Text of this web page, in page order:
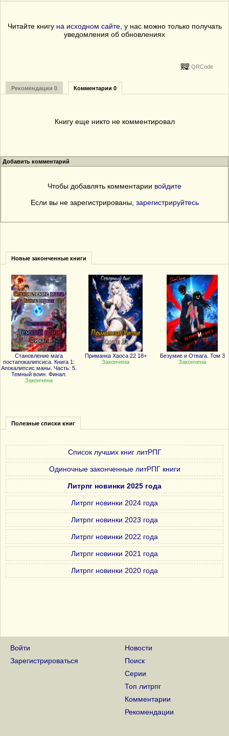
Читайте книгу на исходном сайте, у нас можно только получать
уведомления об обновлениях
QRCode
Рекомендации 0 Комментарии 0
Книгу еще никто не комментировал
Добавить комментарий
Чтобы добавлять комментарии войдите
Если вы не зарегистрированы, зарегистрируйтесь
Новые законченные книги
Становление мага
постапокалипсиса. Книга 1:
Апокалипсис маны. Часть: 5.
Темный воин. Финал.
Закончена
Приманка Хаоса 22 18+
Закончена
Безумие и Отвага. Том 3
Закончена
Полезные списки книг
Список лучших книг литРПГ
Одиночные законченные литРПГ книги
Литрпг новинки 2025 года
Литрпг новинки 2024 года
Литрпг новинки 2023 года
Литрпг новинки 2022 года
Литрпг новинки 2021 года
Литрпг новинки 2020 года
Войти
Зарегистрироваться
Новости
Поиск
Серии
Топ литрпг
Комментарии
Рекомендации